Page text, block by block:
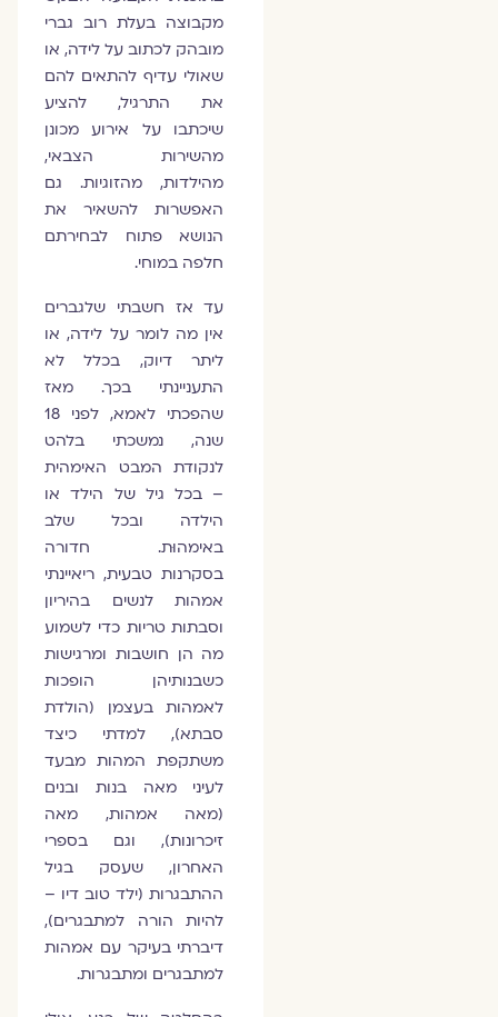
מקבוצה בעלת רוב גברי
מובהק לכתוב על לידה, או
שאולי עדיף להתאים להם
את התרגיל, להציע
שיכתבו על אירוע מכונן
מהשירות הצבאי,
מהילדות, מהזוגיות. גם
האפשרות להשאיר את
הנושא פתוח לבחירתם
חלפה במוחי.
עד אז חשבתי שלגברים
אין מה לומר על לידה, או
ליתר דיוק, בכלל לא
התעניינתי בכך. מאז
שהפכתי לאמא, לפני 18
שנה, נמשכתי בלהט
לנקודת המבט האימהית
– בכל גיל של הילד או
הילדה ובכל שלב
באימהוּת. חדורה
בסקרנות טבעית, ריאיינתי
אמהות לנשים בהיריון
וסבתות טריות כדי לשמוע
מה הן חושבות ומרגישות
כשבנותיהן הופכות
לאמהות בעצמן (הולדת
סבתא), למדתי כיצד
משתקפת המהות מבעד
לעיני מאה בנות ובנים
(מאה אמהות, מאה
זיכרונות), וגם בספרי
האחרון, שעסק בגיל
ההתבגרות (ילד טוב דיו –
להיות הורה למתבגרים),
דיברתי בעיקר עם אמהות
למתבגרים ומתבגרות.